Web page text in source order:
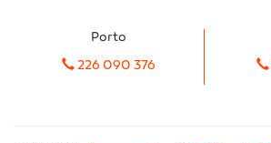
Porto
226 090 376